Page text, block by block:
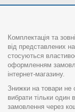
Комплектація та
від представлених
стосуються
оформленням
інтернет-магазину.
Знижки на товари
вибрати тільки
замовлення через